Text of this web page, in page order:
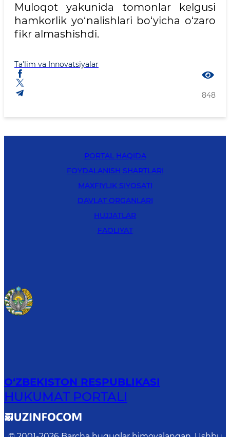
Muloqot yakunida tomonlar kelgusi
hamkorlik yo‘nalishlari bo‘yicha o‘zaro
fikr almashishdi.
Ta’lim va Innovatsiyalar
848
PORTAL HAQIDA
FOYDALANISH SHARTLARI
MAXFIYLIK SIYOSATI
DAVLAT ORGANLARI
HUJJATLAR
FAOLIYAT
O‘ZBEKISTON RESPUBLIKASI
HUKUMAT PORTALI